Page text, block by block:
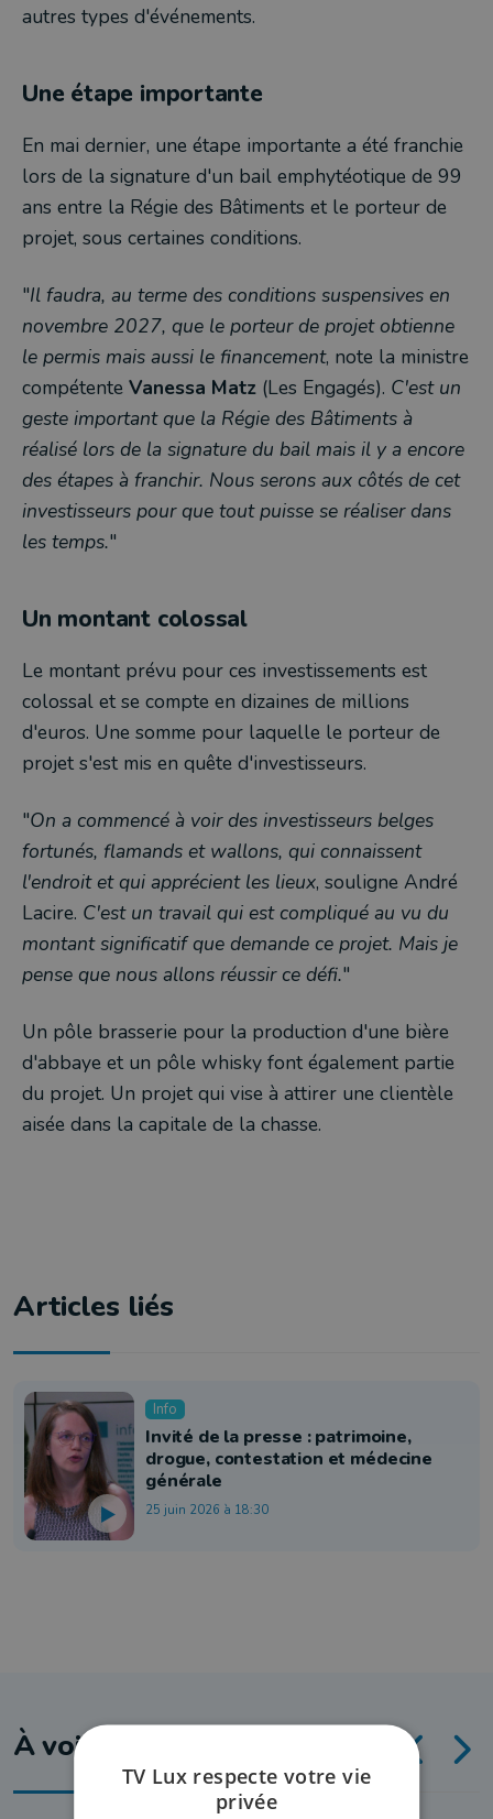
autres types d'événements.
Une étape importante
En mai dernier, une étape importante a été franchie
lors de la signature d'un bail emphytéotique de 99
ans entre la Régie des Bâtiments et le porteur de
projet, sous certaines conditions.
"Il faudra, au terme des conditions suspensives en
novembre 2027, que le porteur de projet obtienne
le permis mais aussi le financement, note la ministre
compétente Vanessa Matz (Les Engagés). C'est un
geste important que la Régie des Bâtiments à
réalisé lors de la signature du bail mais il y a encore
des étapes à franchir. Nous serons aux côtés de cet
investisseurs pour que tout puisse se réaliser dans
les temps."
Un montant colossal
Le montant prévu pour ces investissements est
colossal et se compte en dizaines de millions
d'euros. Une somme pour laquelle le porteur de
projet s'est mis en quête d'investisseurs.
"On a commencé à voir des investisseurs belges
fortunés, flamands et wallons, qui connaissent
l'endroit et qui apprécient les lieux, souligne André
Lacire. C'est un travail qui est compliqué au vu du
montant significatif que demande ce projet. Mais je
pense que nous allons réussir ce défi."
Un pôle brasserie pour la production d'une bière
d'abbaye et un pôle whisky font également partie
du projet. Un projet qui vise à attirer une clientèle
aisée dans la capitale de la chasse.
Articles liés
Info
Invité de la presse : patrimoine,
drogue, contestation et médecine
générale
25 juin 2026 à 18:30
À voir aussi
TV Lux respecte votre vie
privée